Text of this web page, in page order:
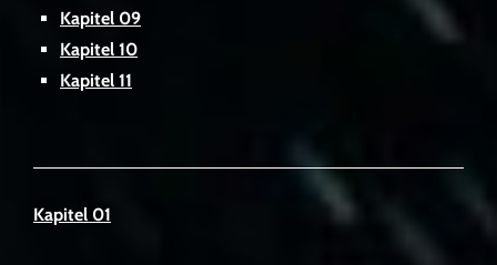
Kapitel 09
Kapitel 10
Kapitel 11
Kapitel 01